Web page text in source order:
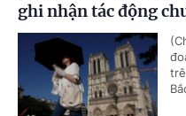
ghi nhận tác động